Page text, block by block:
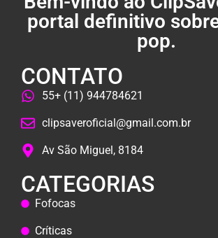
portal definitivo
pop.
CONTATO
55+ (11) 944784621
clipsaveroficial@gmail.com.br
Av São Miguel, 8184
CATEGORIAS
Fofocas
Críticas